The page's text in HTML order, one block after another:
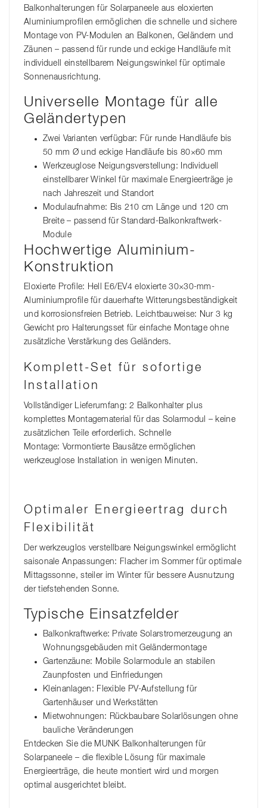
Balkonhalterungen für Solarpaneele aus eloxierten
Aluminiumprofilen ermöglichen die schnelle und sichere
Montage von PV-Modulen an Balkonen, Geländern und
Zäunen – passend für runde und eckige Handläufe mit
individuell einstellbarem Neigungswinkel für optimale
Sonnenausrichtung.
Universelle Montage für alle
Geländertypen
Zwei Varianten verfügbar: Für runde Handläufe bis
50 mm Ø und eckige Handläufe bis 80×60 mm
Werkzeuglose Neigungsverstellung: Individuell
einstellbarer Winkel für maximale Energieerträge je
nach Jahreszeit und Standort
Modulaufnahme: Bis 210 cm Länge und 120 cm
Breite – passend für Standard-Balkonkraftwerk-
Module
Hochwertige Aluminium-
Konstruktion
Eloxierte Profile: Hell E6/EV4 eloxierte 30×30-mm-
Aluminiumprofile für dauerhafte Witterungsbeständigkeit
und korrosionsfreien Betrieb. Leichtbauweise: Nur 3 kg
Gewicht pro Halterungsset für einfache Montage ohne
zusätzliche Verstärkung des Geländers.
Komplett-Set für sofortige
Installation
Vollständiger Lieferumfang: 2 Balkonhalter plus
komplettes Montagematerial für das Solarmodul – keine
zusätzlichen Teile erforderlich. Schnelle
Montage: Vormontierte Bausätze ermöglichen
werkzeuglose Installation in wenigen Minuten.
Optimaler Energieertrag durch
Flexibilität
Der werkzeuglos verstellbare Neigungswinkel ermöglicht
saisonale Anpassungen: Flacher im Sommer für optimale
Mittagssonne, steiler im Winter für bessere Ausnutzung
der tiefstehenden Sonne.
Typische Einsatzfelder
Balkonkraftwerke: Private Solarstromerzeugung an
Wohnungsgebäuden mit Geländermontage
Gartenzäune: Mobile Solarmodule an stabilen
Zaunpfosten und Einfriedungen
Kleinanlagen: Flexible PV-Aufstellung für
Gartenhäuser und Werkstätten
Mietwohnungen: Rückbaubare Solarlösungen ohne
bauliche Veränderungen
Entdecken Sie die MUNK Balkonhalterungen für
Solarpaneele – die flexible Lösung für maximale
Energieerträge, die heute montiert wird und morgen
optimal ausgerichtet bleibt.